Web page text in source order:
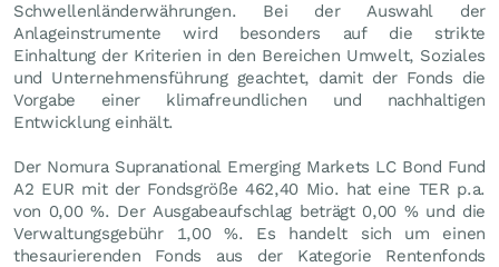
Schwellenländerwährungen. Bei der Auswahl der
Anlageinstrumente wird besonders auf die strikte
Einhaltung der Kriterien in den Bereichen Umwelt, Soziales
und Unternehmensführung geachtet, damit der Fonds die
Vorgabe einer klimafreundlichen und nachhaltigen
Entwicklung einhält.
Der Nomura Supranational Emerging Markets LC Bond Fund
A2 EUR mit der Fondsgröße 462,40 Mio. hat eine TER p.a.
von 0,00 %. Der Ausgabeaufschlag beträgt 0,00 % und die
Verwaltungsgebühr 1,00 %. Es handelt sich um einen
thesaurierenden Fonds aus der Kategorie Rentenfonds